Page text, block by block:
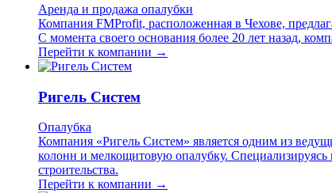
Аренда и продажа опалубки
Компания FMProfit, расположенная в Чехове,
С момента своего основания более 20 лет назад,
Перейти к компании →
Ригель Систем
Опалубка
Компания «Ригель Систем» является одним из
колонн и мелкощитовую опалубку.
строительства.
Перейти к компании →